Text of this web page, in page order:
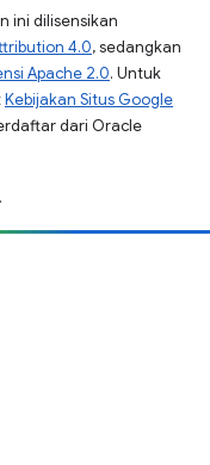
ini dilisensikan
4.0, sedangkan
Apache 2.0. Untuk
Kebijakan Situs Google
dari Oracle